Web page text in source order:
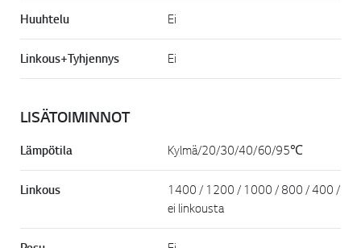
Huuhtelu Ei
Linkous+Tyhjennys Ei
LISÄTOIMINNOT
Lämpötila Kylmä/20/30/40/60/95℃
Linkous
1400 / 1200 / 1000 / 800 / 400 /
ei linkousta